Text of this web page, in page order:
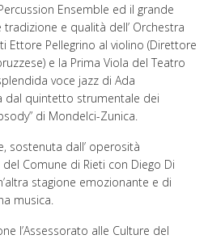
Ensemble ed il grande
e qualità dell’ Orchestra
Ettore Pellegrino al violino (Direttore
e la Prima Viola del Teatro
voce jazz di Ada
dal quintetto strumentale dei
di Mondelci-Zunica.
sostenuta dall’ operosità
Comune di Rieti con Diego Di
stagione emozionante e di
musica.
l’Assessorato alle Culture del